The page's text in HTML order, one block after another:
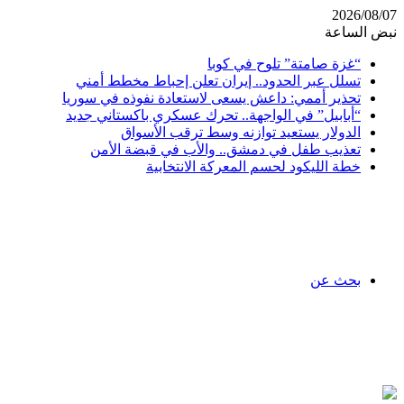
2026/08/07
نبض الساعة
“غزة صامتة” تلوح في كوبا
تسلل عبر الحدود.. إيران تعلن إحباط مخطط أمني
تحذير أممي: داعش يسعى لاستعادة نفوذه في سوريا
“أبابيل” في الواجهة.. تحرك عسكري باكستاني جديد
الدولار يستعيد توازنه وسط ترقب الأسواق
تعذيب طفل في دمشق.. والأب في قبضة الأمن
خطة الليكود لحسم المعركة الانتخابية
بحث عن